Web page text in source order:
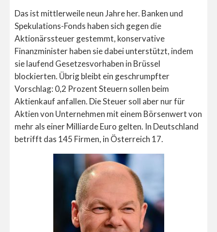
Das ist mittlerweile neun Jahre her. Banken und
Spekulations-Fonds haben sich gegen die
Aktionärssteuer gestemmt, konservative
Finanzminister haben sie dabei unterstützt, indem
sie laufend Gesetzesvorhaben in Brüssel
blockierten. Übrig bleibt ein geschrumpfter
Vorschlag: 0,2 Prozent Steuern sollen beim
Aktienkauf anfallen. Die Steuer soll aber nur für
Aktien von Unternehmen mit einem Börsenwert von
mehr als einer Milliarde Euro gelten. In Deutschland
betrifft das 145 Firmen, in Österreich 17.